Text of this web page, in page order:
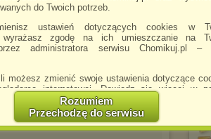
do Twoich potrzeb.
ustawień dotyczących cookies w
wyrażasz zgodę na ich umieszczanie na
administratora serwisu Chomikuj.pl –
możesz zmienić swoje ustawienia dotyczące
internetowej. Dowiedz się więcej w
http://chomikuj.pl/PolitykaPrywatnosci.aspx
informujemy że zmiana ustawień przeglądarki
korzystania ze strony Chomikuj.pl.
Rozumiem
Przechodzę do serwisu